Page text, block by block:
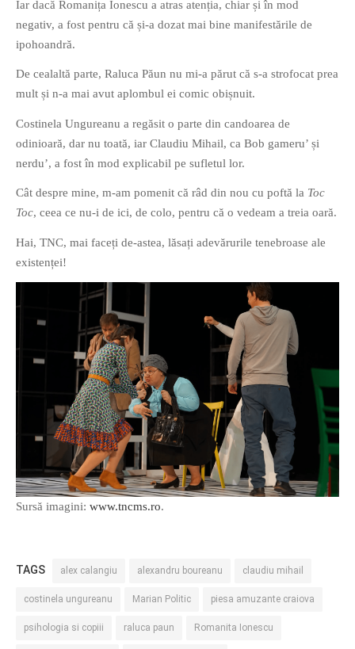
Iar dacă Romanița Ionescu a atras atenția, chiar și în mod
negativ, a fost pentru că și-a dozat mai bine manifestările de
ipohoandră.
De cealaltă parte, Raluca Păun nu mi-a părut că s-a strofocat prea
mult și n-a mai avut aplombul ei comic obișnuit.
Costinela Ungureanu a regăsit o parte din candoarea de
odinioară, dar nu toată, iar Claudiu Mihail, ca Bob gameru’ și
nerdu’, a fost în mod explicabil pe sufletul lor.
Cât despre mine, m-am pomenit că râd din nou cu poftă la Toc
Toc, ceea ce nu-i de ici, de colo, pentru că o vedeam a treia oară.
Hai, TNC, mai faceți de-astea, lăsați adevărurile tenebroase ale
existenței!
Sursă imagini: www.tncms.ro.
TAGS alex calangiu alexandru boureanu claudiu mihail
costinela ungureanu Marian Politic piesa amuzante craiova
psihologia si copiii raluca paun Romanita Ionescu